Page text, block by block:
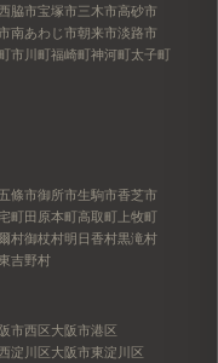
脇市宝塚市三木市高砂市
南あわじ市朝来市淡路市
市川町福崎町神河町太子町
五條市御所市生駒市香芝市
町田原本町高取町 上牧町
村御杖村明日香村黒滝村
吉野村
市西区大阪市港区
淀川区大阪市東淀川区